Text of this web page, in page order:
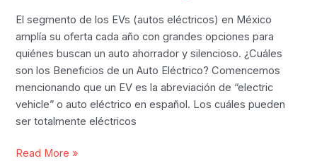
lujo
y
deportivos
El segmento de los EVs (autos eléctricos) en México
amplía su oferta cada año con grandes opciones para
quiénes buscan un auto ahorrador y silencioso. ¿Cuáles
son los Beneficios de un Auto Eléctrico? Comencemos
mencionando que un EV es la abreviación de “electric
vehicle” o auto eléctrico en español. Los cuáles pueden
ser totalmente eléctricos
La
Read More »